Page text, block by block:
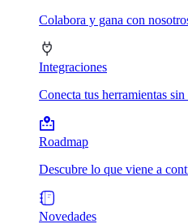
Colabora y gana con
Integraciones
Conecta tus herramientas sin
Roadmap
Descubre lo que viene a
Novedades